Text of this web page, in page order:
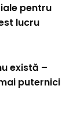
pentru
lucru
există –
puternici